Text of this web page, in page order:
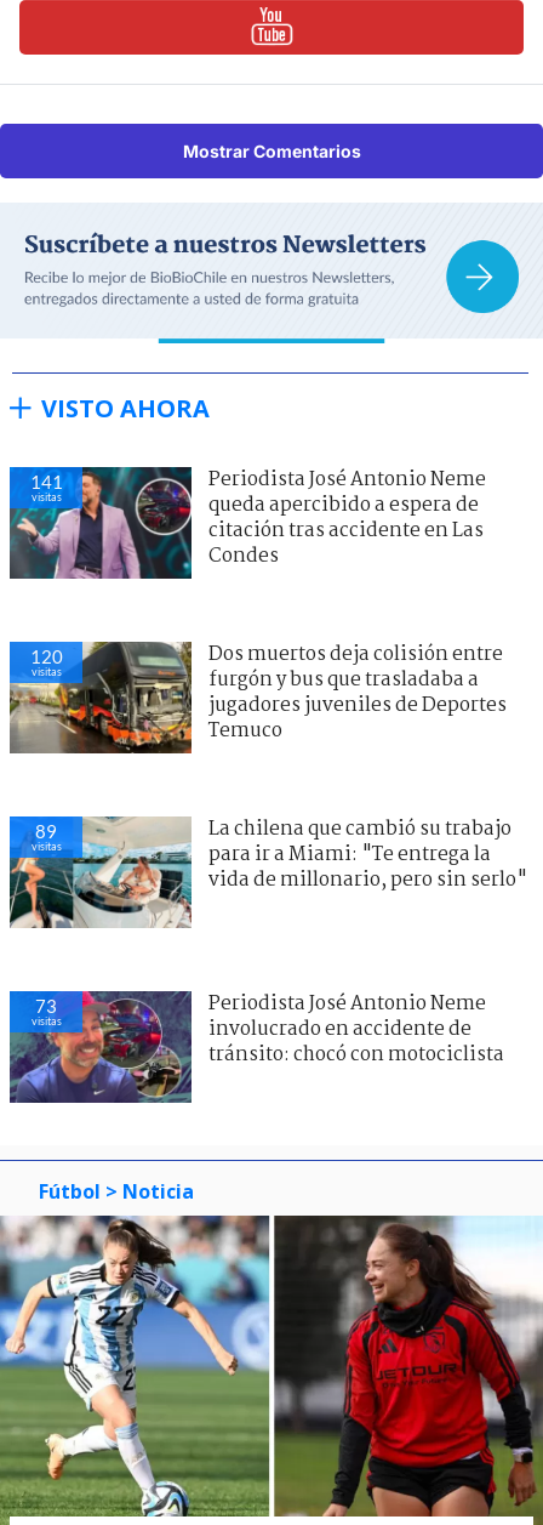
Mostrar Comentarios
VISTO AHORA
141
visitas
Periodista José Antonio Neme
queda apercibido a espera de
citación tras accidente en Las
Condes
120
visitas
Dos muertos deja colisión entre
furgón y bus que trasladaba a
jugadores juveniles de Deportes
Temuco
89
visitas
La chilena que cambió su trabajo
para ir a Miami: "Te entrega la
vida de millonario, pero sin serlo"
73
visitas
Periodista José Antonio Neme
involucrado en accidente de
tránsito: chocó con motociclista
Fútbol > Noticia